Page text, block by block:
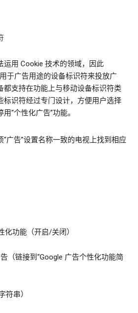
运用 Cookie 技术的领域，因此
于广告用途的设备标识符来投放广
都支持在功能上与移动设备标识符类
标识符经过专门设计，方便用户选择
“个性化广告”功能。
广告”设置名称一致的电视上找到相应
化功能（开启/关闭）
（链接到“Google 广告个性化功能简
符串）